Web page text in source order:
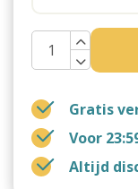
Gratis
Voor
Altijd